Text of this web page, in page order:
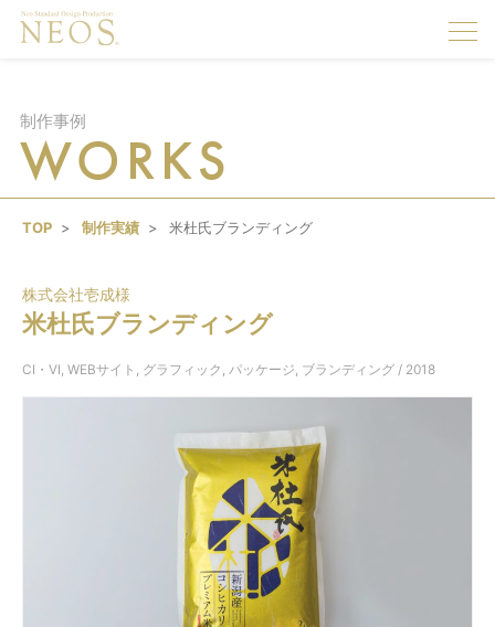
制作事例
WORKS
TOP 制作実績 米杜氏ブランディング
株式会社壱成様
米杜氏ブランディング
CI・VI, WEBサイト , グラフィック , パッケージ, ブランディング / 2018